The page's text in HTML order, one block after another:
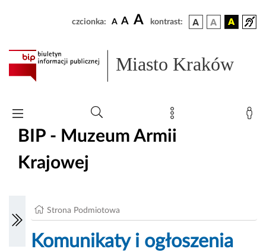
czcionka: A A A kontrast:
Miasto Kraków
BIP - Muzeum Armii
Krajowej
Strona Podmiotowa
Komunikaty i ogłoszenia